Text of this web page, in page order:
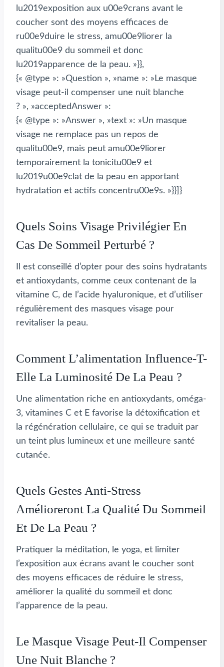
lu2019exposition aux u00e9crans avant le
coucher sont des moyens efficaces de
ru00e9duire le stress, amu00e9liorer la
qualitu00e9 du sommeil et donc
lu2019apparence de la peau. »}},
{« @type »: »Question », »name »: »Le masque
visage peut-il compenser une nuit blanche
? », »acceptedAnswer »:
{« @type »: »Answer », »text »: »Un masque
visage ne remplace pas un repos de
qualitu00e9, mais peut amu00e9liorer
temporairement la tonicitu00e9 et
lu2019u00e9clat de la peau en apportant
hydratation et actifs concentru00e9s. »}}]}
Quels Soins Visage Privilégier En
Cas De Sommeil Perturbé ?
Il est conseillé d’opter pour des soins hydratants
et antioxydants, comme ceux contenant de la
vitamine C, de l’acide hyaluronique, et d’utiliser
régulièrement des masques visage pour
revitaliser la peau.
Comment L’alimentation Influence-T-
Elle La Luminosité De La Peau ?
Une alimentation riche en antioxydants, oméga-
3, vitamines C et E favorise la détoxification et
la régénération cellulaire, ce qui se traduit par
un teint plus lumineux et une meilleure santé
cutanée.
Quels Gestes Anti-Stress
Amélioreront La Qualité Du Sommeil
Et De La Peau ?
Pratiquer la méditation, le yoga, et limiter
l’exposition aux écrans avant le coucher sont
des moyens efficaces de réduire le stress,
améliorer la qualité du sommeil et donc
l’apparence de la peau.
Le Masque Visage Peut-Il Compenser
Une Nuit Blanche ?